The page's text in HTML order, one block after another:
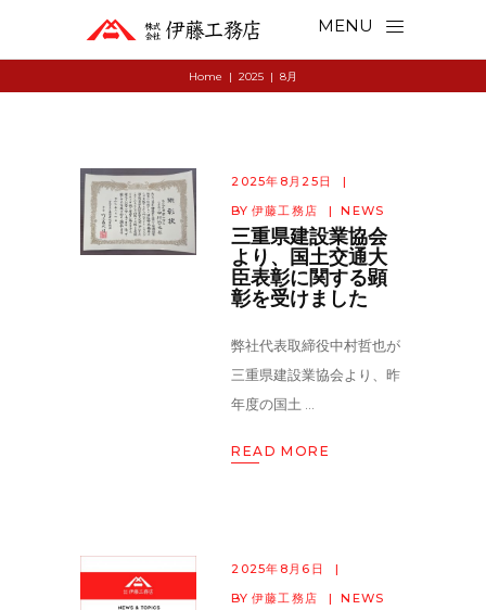
MENU
Home | 2025 | 8月
2025年8月25日
BY 伊藤工務店 NEWS
三重県建設業協会
より、国土交通大
臣表彰に関する顕
彰を受けました
弊社代表取締役中村哲也が
三重県建設業協会より、昨
年度の国土
READ MORE
2025年8月6日
BY 伊藤工務店 NEWS